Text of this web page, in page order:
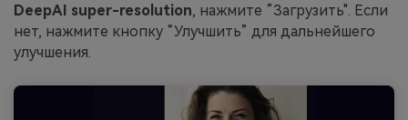
DeepAI super-resolution, нажмите ”Загрузить". Если
нет, нажмите кнопку “Улучшить” для дальнейшего
улучшения.